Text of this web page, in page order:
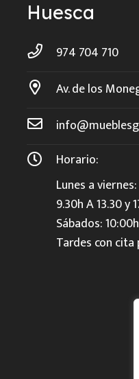
Huesca
974 704 710
Av. de los
Horario:
Lunes a viernes:
9.30h A 13.30 y
Sábados:
Tardes con cita